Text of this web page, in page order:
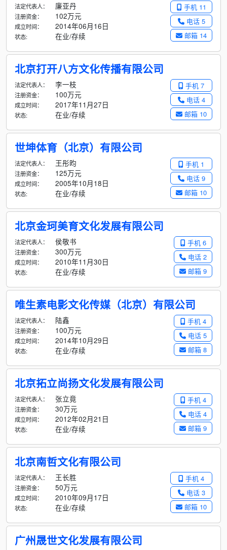
手机 11
电话 5
邮箱 14
法定代表人： 廉亚丹
注册资金： 102万元
成立时间： 2014年06月16日
状态: 在业/存续
北京打开八方文化传播有限公司
手机 7
电话 4
邮箱 10
法定代表人： 李一枝
注册资金： 100万元
成立时间： 2017年11月27日
状态: 在业/存续
世坤体育（北京）有限公司
手机 1
电话 9
邮箱 10
法定代表人： 王彤昀
注册资金： 125万元
成立时间： 2005年10月18日
状态: 在业/存续
北京金珂美育文化发展有限公司
手机 6
电话 2
邮箱 9
法定代表人： 侯敬书
注册资金： 300万元
成立时间： 2010年11月30日
状态: 在业/存续
唯生素电影文化传媒（北京）有限公司
手机 4
电话 5
邮箱 8
法定代表人： 陆鑫
注册资金： 100万元
成立时间： 2014年10月29日
状态: 在业/存续
北京拓立尚扬文化发展有限公司
手机 4
电话 4
邮箱 9
法定代表人： 张立竟
注册资金： 30万元
成立时间： 2012年02月21日
状态: 在业/存续
北京南哲文化有限公司
手机 4
电话 3
邮箱 10
法定代表人： 王长胜
注册资金： 50万元
成立时间： 2010年09月17日
状态: 在业/存续
广州晟世文化发展有限公司